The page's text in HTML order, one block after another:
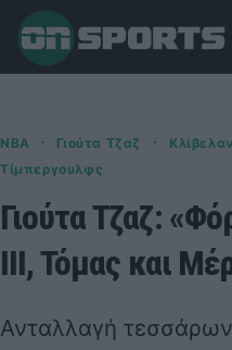
NBA · Γιούτα Τζαζ ·
Τίμπεργουλφς
Γιούτα Τζαζ:
ΙΙΙ, Τόμας και
Ανταλλαγή